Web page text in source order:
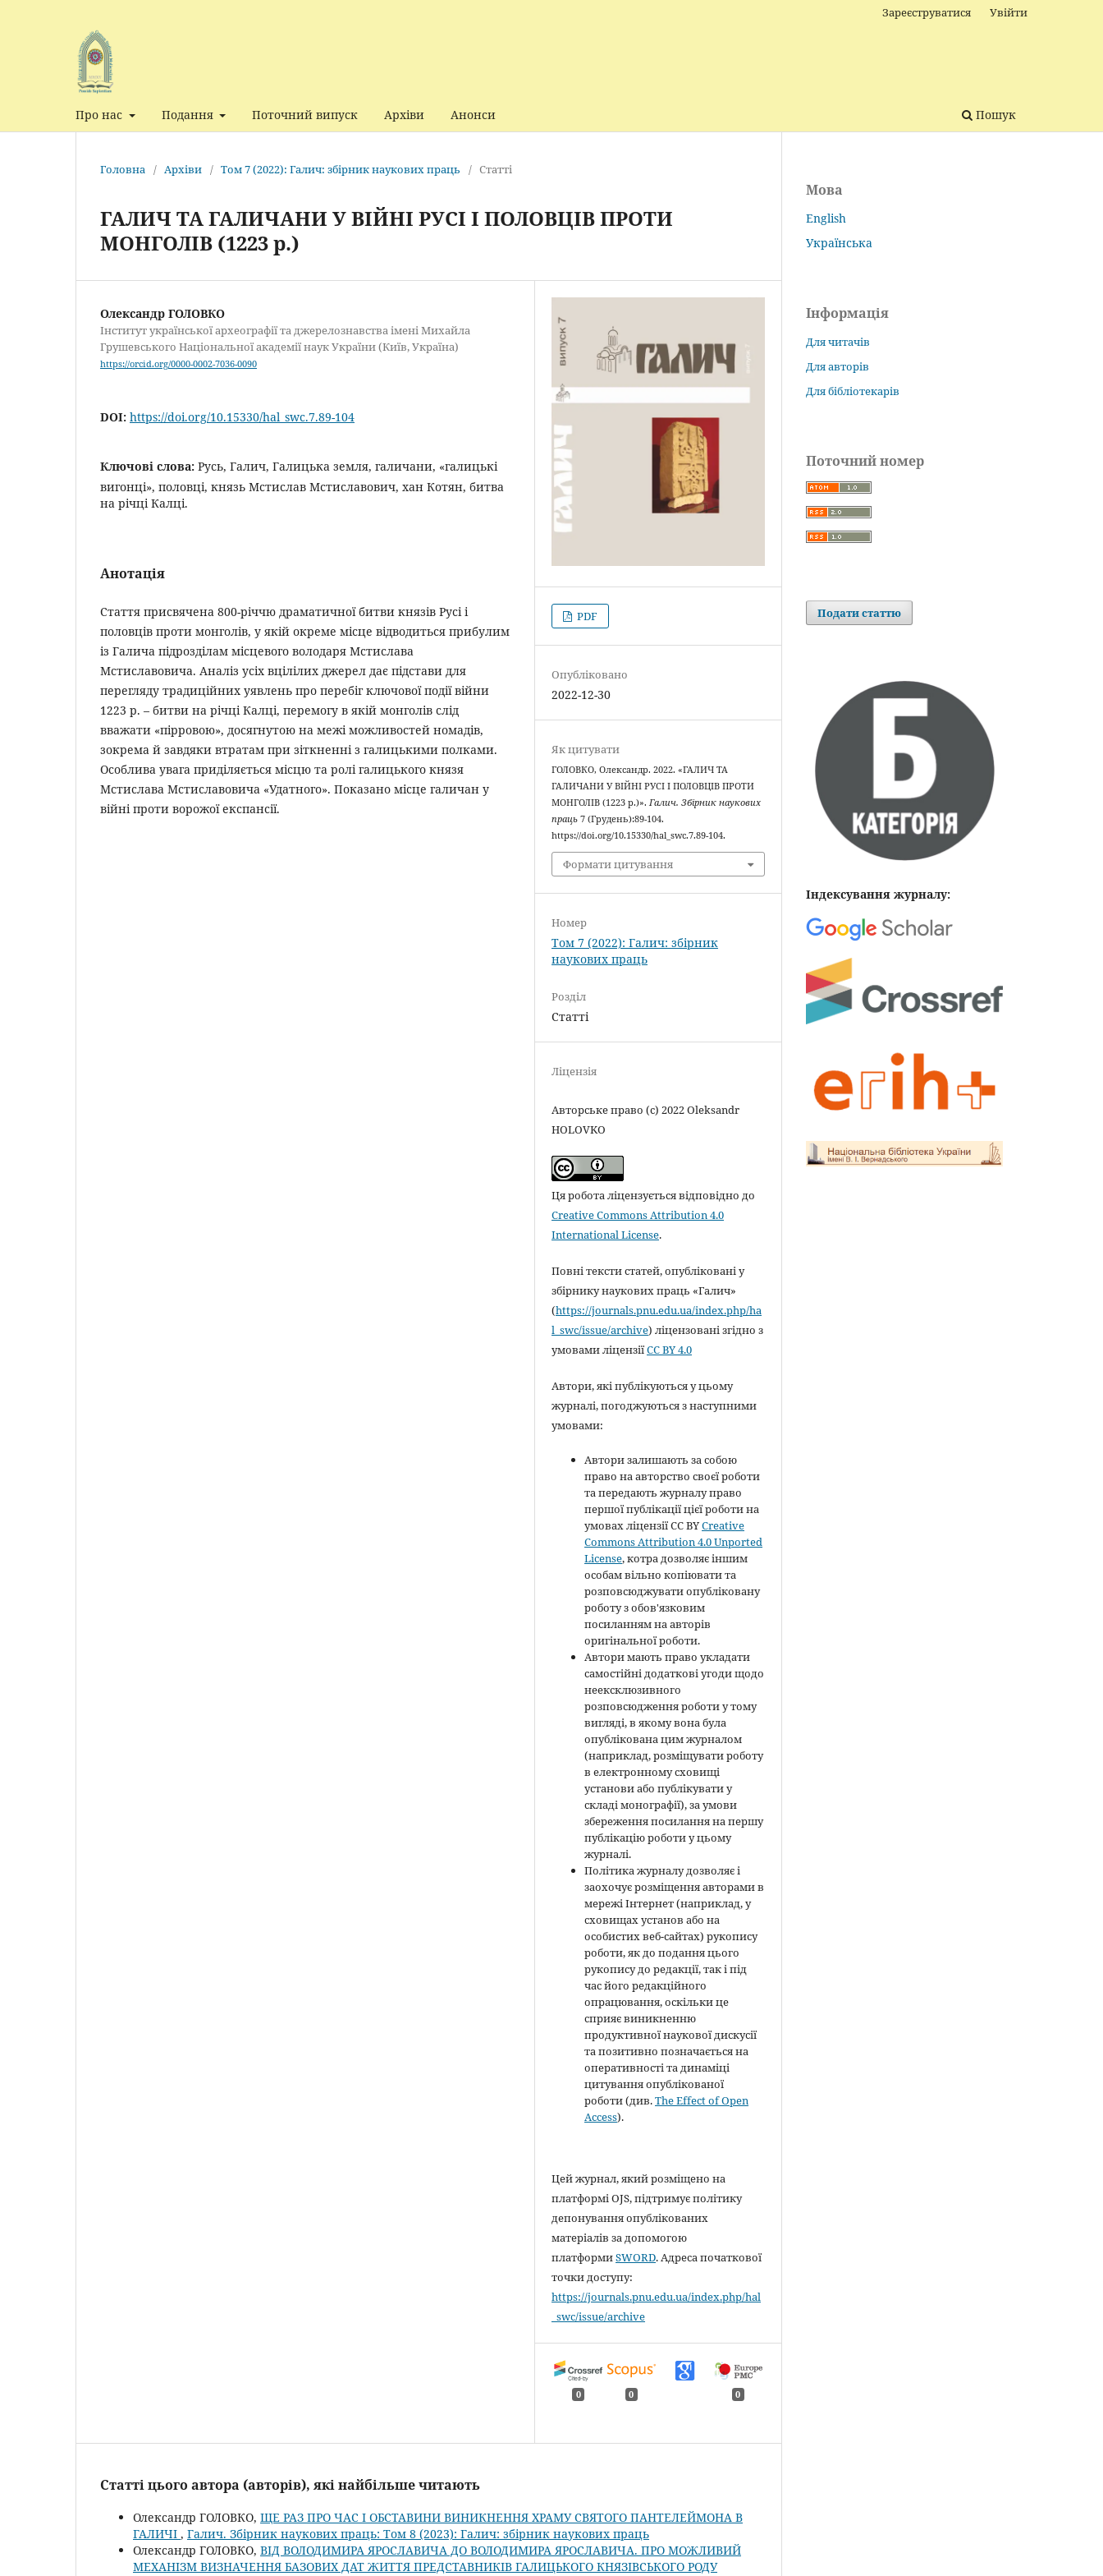
Про нас Подання Поточний випуск Архіви Анонси Пошук
Зареєструватися Увійти
Головна / Архіви / Том 7 (2022): Галич: збірник наукових праць / Статті
ГАЛИЧ ТА ГАЛИЧАНИ У ВІЙНІ РУСІ І ПОЛОВЦІВ ПРОТИ
МОНГОЛІВ (1223 р.)
Олександр ГОЛОВКО
Інститут української археографії та джерелознавства імені Михайла
Грушевського Національної академії наук України (Київ, Україна)
https://orcid.org/0000-0002-7036-0090
DOI: https://doi.org/10.15330/hal_swc.7.89-104
Ключові слова: Русь, Галич, Галицька земля, галичани, «галицькі
вигонці», половці, князь Мстислав Мстиславович, хан Котян, битва
на річці Калці.
Анотація
Стаття присвячена 800-річчю драматичної битви князів Русі і
половців проти монголів, у якій окреме місце відводиться прибулим
із Галича підрозділам місцевого володаря Мстислава
Мстиславовича. Аналіз усіх вцілілих джерел дає підстави для
перегляду традиційних уявлень про перебіг ключової події війни
1223 р. – битви на річці Калці, перемогу в якій монголів слід
вважати «пірровою», досягнутою на межі можливостей номадів,
зокрема й завдяки втратам при зіткненні з галицькими полками.
Особлива увага приділяється місцю та ролі галицького князя
Мстислава Мстиславовича «Удатного». Показано місце галичан у
війні проти ворожої експансії.
PDF
Опубліковано
2022-12-30
Як цитувати
ГОЛОВКО, Олександр. 2022. «ГАЛИЧ ТА
ГАЛИЧАНИ У ВІЙНІ РУСІ І ПОЛОВЦІВ ПРОТИ
МОНГОЛІВ (1223 р.)». Галич. Збірник наукових
праць 7 (Грудень):89-104.
https://doi.org/10.15330/hal_swc.7.89-104.
Формати цитування
Номер
Том 7 (2022): Галич: збірник
наукових праць
Розділ
Статті
Ліцензія
Авторське право (c) 2022 Oleksandr
HOLOVKO
Ця робота ліцензується відповідно до
Creative Commons Attribution 4.0
International License.
Повні тексти статей, опубліковані у
збірнику наукових праць «Галич»
(https://journals.pnu.edu.ua/index.php/ha
l_swc/issue/archive) ліцензовані згідно з
умовами ліцензіїCC BY 4.0
Автори, які публікуються у цьому
журналі, погоджуються з наступними
умовами:
Автори залишають за собою
право на авторство своєї роботи
та передають журналу право
першої публікації цієї роботи на
умовах ліцензії CC BYCreative
Commons Attribution 4.0 Unported
License, котра дозволяє іншим
особам вільно копіювати та
розповсюджувати опубліковану
роботу з обов'язковим
посиланням на авторів
оригінальної роботи.
Автори мають право укладати
самостійні додаткові угоди щодо
неексклюзивного
розповсюдження роботи у тому
вигляді, в якому вона була
опублікована цим журналом
(наприклад, розміщувати роботу
в електронному сховищі
установи або публікувати у
складі монографії), за умови
збереження посилання на першу
публікацію роботи у цьому
журналі.
Політика журналу дозволяє і
заохочує розміщення авторами в
мережі Інтернет (наприклад, у
сховищах установ або на
особистих веб-сайтах) рукопису
роботи, як до подання цього
рукопису до редакції, так і під
час його редакційного
опрацювання, оскільки це
сприяє виникненню
продуктивної наукової дискусії
та позитивно позначається на
оперативності та динаміці
цитування опублікованої
роботи (див.The Effect of Open
Access).
Цей журнал, який розміщено на
платформі OJS, підтримує політику
депонування опублікованих
матеріалів за допомогою
платформиSWORD. Адреса початкової
точки доступу:
https://journals.pnu.edu.ua/index.php/hal
_swc/issue/archive
0 0 0
Статті цього автора (авторів), які найбільше читають
Олександр ГОЛОВКО, ЩЕ РАЗ ПРО ЧАС І ОБСТАВИНИ ВИНИКНЕННЯ ХРАМУ СВЯТОГО ПАНТЕЛЕЙМОНА В
ГАЛИЧІ , Галич. Збірник наукових праць: Том 8 (2023): Галич: збірник наукових праць
Олександр ГОЛОВКО, ВІД ВОЛОДИМИРА ЯРОСЛАВИЧА ДО ВОЛОДИМИРА ЯРОСЛАВИЧА. ПРО МОЖЛИВИЙ
МЕХАНІЗМ ВИЗНАЧЕННЯ БАЗОВИХ ДАТ ЖИТТЯ ПРЕДСТАВНИКІВ ГАЛИЦЬКОГО КНЯЗІВСЬКОГО РОДУ
Мова
English
Українська
Інформація
Для читачів
Для авторів
Для бібліотекарів
Поточний номер
Подати статтю
Індексування журналу: